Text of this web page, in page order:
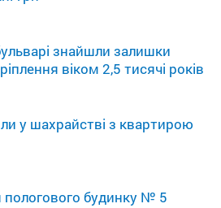
знайшли залишки
віком 2,5 тисячі років
у шахрайстві з квартирою
пологового будинку № 5